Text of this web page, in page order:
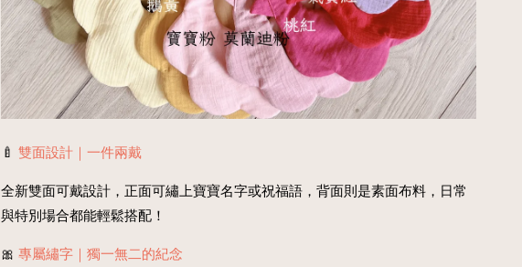
🍼 雙面設計｜一件兩戴
全新雙面可戴設計，正面可繡上寶寶名字或祝福語，背面則是素面布料，日常
與特別場合都能輕鬆搭配！
🎀 專屬繡字｜獨一無二的紀念